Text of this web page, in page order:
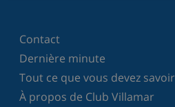
Contact
Dernière minute
Tout ce que vous devez savoir
À propos de Club Villamar